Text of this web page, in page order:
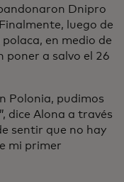
Dnipro
luego de
en medio de
poner a salvo el 26
Polonia, pudimos
dice Alona a través
sentir que no hay
mi primer